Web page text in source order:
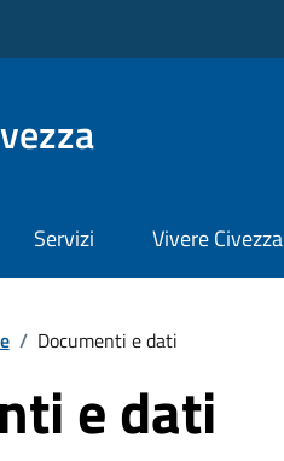
Servizi Vivere Civezza
/ Documenti e dati
e dati